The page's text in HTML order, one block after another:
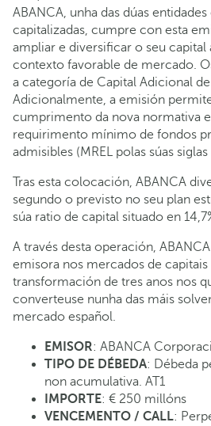
ABANCA, unha das dúas
capitalizadas, cumpre con esta
ampliar e diversificar o seu capital
contexto favorable de mercado.
a categoría de Capital Adicional de
Adicionalmente, a emisión
cumprimento da nova normativa
requirimento mínimo de fondos
admisibles (MREL polas súas
Tras esta colocación, ABANCA
segundo o previsto no seu plan
súa ratio de capital situado en
A través desta operación,
emisora nos mercados de
transformación de tres anos nos
converteuse nunha das máis
mercado español.
EMISOR: ABANCA
TIPO DE DÉBEDA: Débeda
non acumulativa. AT1
IMPORTE: € 250 millóns
VENCEMENTO / CALL: